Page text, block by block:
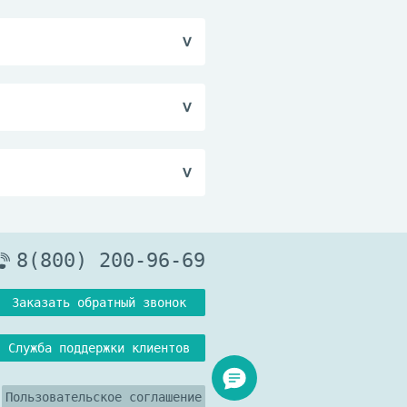
8(800) 200-96-69
Заказать обратный звонок
Служба поддержки клиентов
Пользовательское соглашение